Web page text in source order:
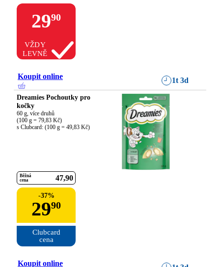
2990
VŽDY
LEVNĚ
Koupit online 1t 3d
Dreamies Pochoutky pro
kočky
60 g, více druhů
(100 g = 79,83 Kč)
s Clubcard: (100 g = 49,83 Kč)
Běžná
cena
47 90
-37%
2990
Clubcard
cena
Koupit online